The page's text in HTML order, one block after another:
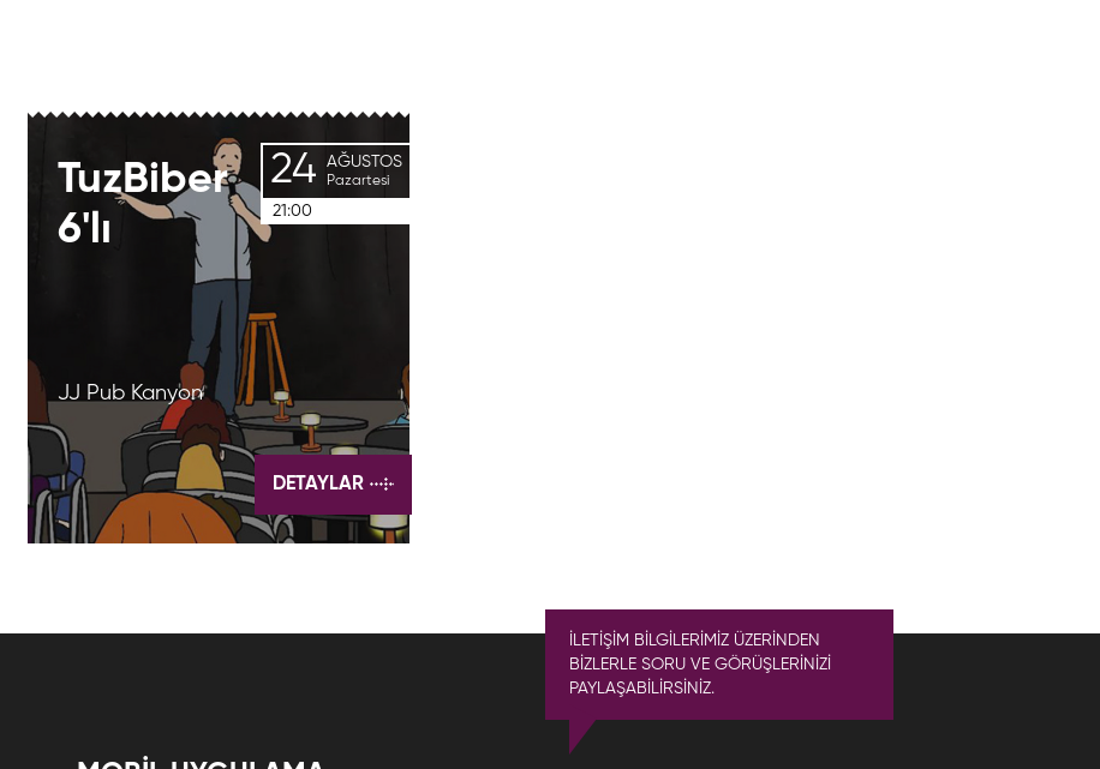
TuzBiber
6'lı
JJ Pub Kanyon
24 AĞUSTOS
Pazartesi
21:00
DETAYLAR
İLETİŞİM BİLGİLERİMİZ ÜZERİNDEN
BİZLERLE SORU VE GÖRÜŞLERİNİZİ
PAYLAŞABİLİRSİNİZ.